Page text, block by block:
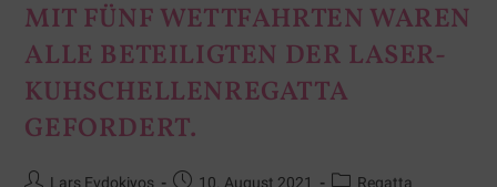
MIT FÜNF WETTFAHRTEN WAREN
ALLE BETEILIGTEN DER LASER-
KUHSCHELLENREGATTA
GEFORDERT.
Lars Evdokiyos 10. August 2021 Regatta